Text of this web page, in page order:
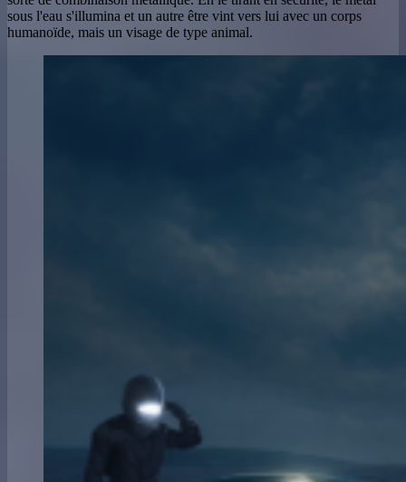
sous l'eau s'illumina et un autre être vint vers lui avec un corps
humanoïde, mais un visage de type animal.